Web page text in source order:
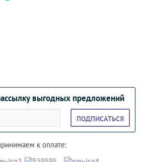
выгодных предложений
ПОДПИСАТЬСЯ
к оплате: